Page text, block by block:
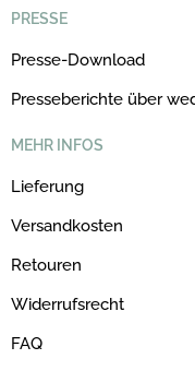
PRESSE
Presse-Download
Presseberichte über
MEHR INFOS
Lieferung
Versandkosten
Retouren
Widerrufsrecht
FAQ